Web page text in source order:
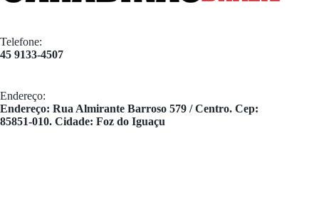
Telefone:
45 9133-4507
Endereço:
​Endereço: Rua Almirante Barroso 579 / Centro. Cep:
85851-010. Cidade: Foz do Iguaçu